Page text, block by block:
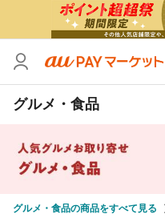
グルメ・食品
グルメ・食品の商品をすべて見る
カテゴリ
価格
支払い方法
送料無料